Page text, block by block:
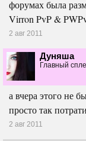
форумах была
Virron PvP &
2 авг 2011
Дуняша
Главный
а вчера этого не
просто так
2 авг 2011